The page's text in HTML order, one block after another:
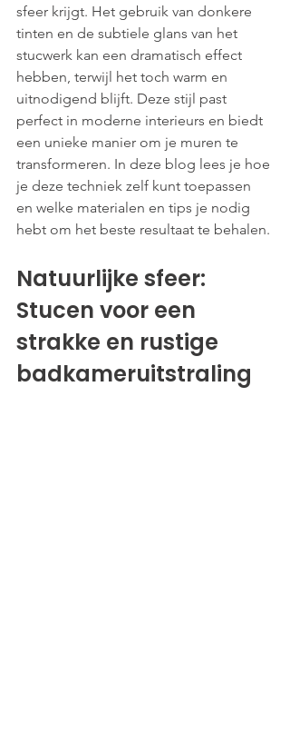
sfeer krijgt. Het gebruik van donkere
tinten en de subtiele glans van het
stucwerk kan een dramatisch effect
hebben, terwijl het toch warm en
uitnodigend blijft. Deze stijl past
perfect in moderne interieurs en biedt
een unieke manier om je muren te
transformeren. In deze blog lees je hoe
je deze techniek zelf kunt toepassen
en welke materialen en tips je nodig
hebt om het beste resultaat te behalen.
Natuurlijke sfeer:
Stucen voor een
strakke en rustige
badkameruitstraling